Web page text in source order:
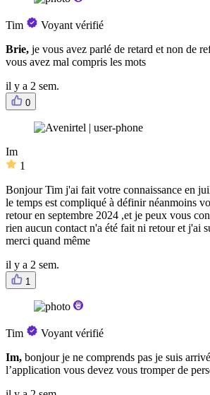
Tim
Voyant vérifié
Brie, je vous avez parlé de retard et non de
vous avez mal compris les mots
il y a 2 sem.
0
Im
1
Bonjour Tim j'ai fait votre connaissance en
le temps est compliqué à définir néanmoins
retour en septembre 2024 ,et je peux vous
rien aucun contact n'a été fait ni retour et j'ai
merci quand même
il y a 2 sem.
1
Tim
Voyant vérifié
Im, bonjour je ne comprends pas je suis
l’application vous devez vous tromper de